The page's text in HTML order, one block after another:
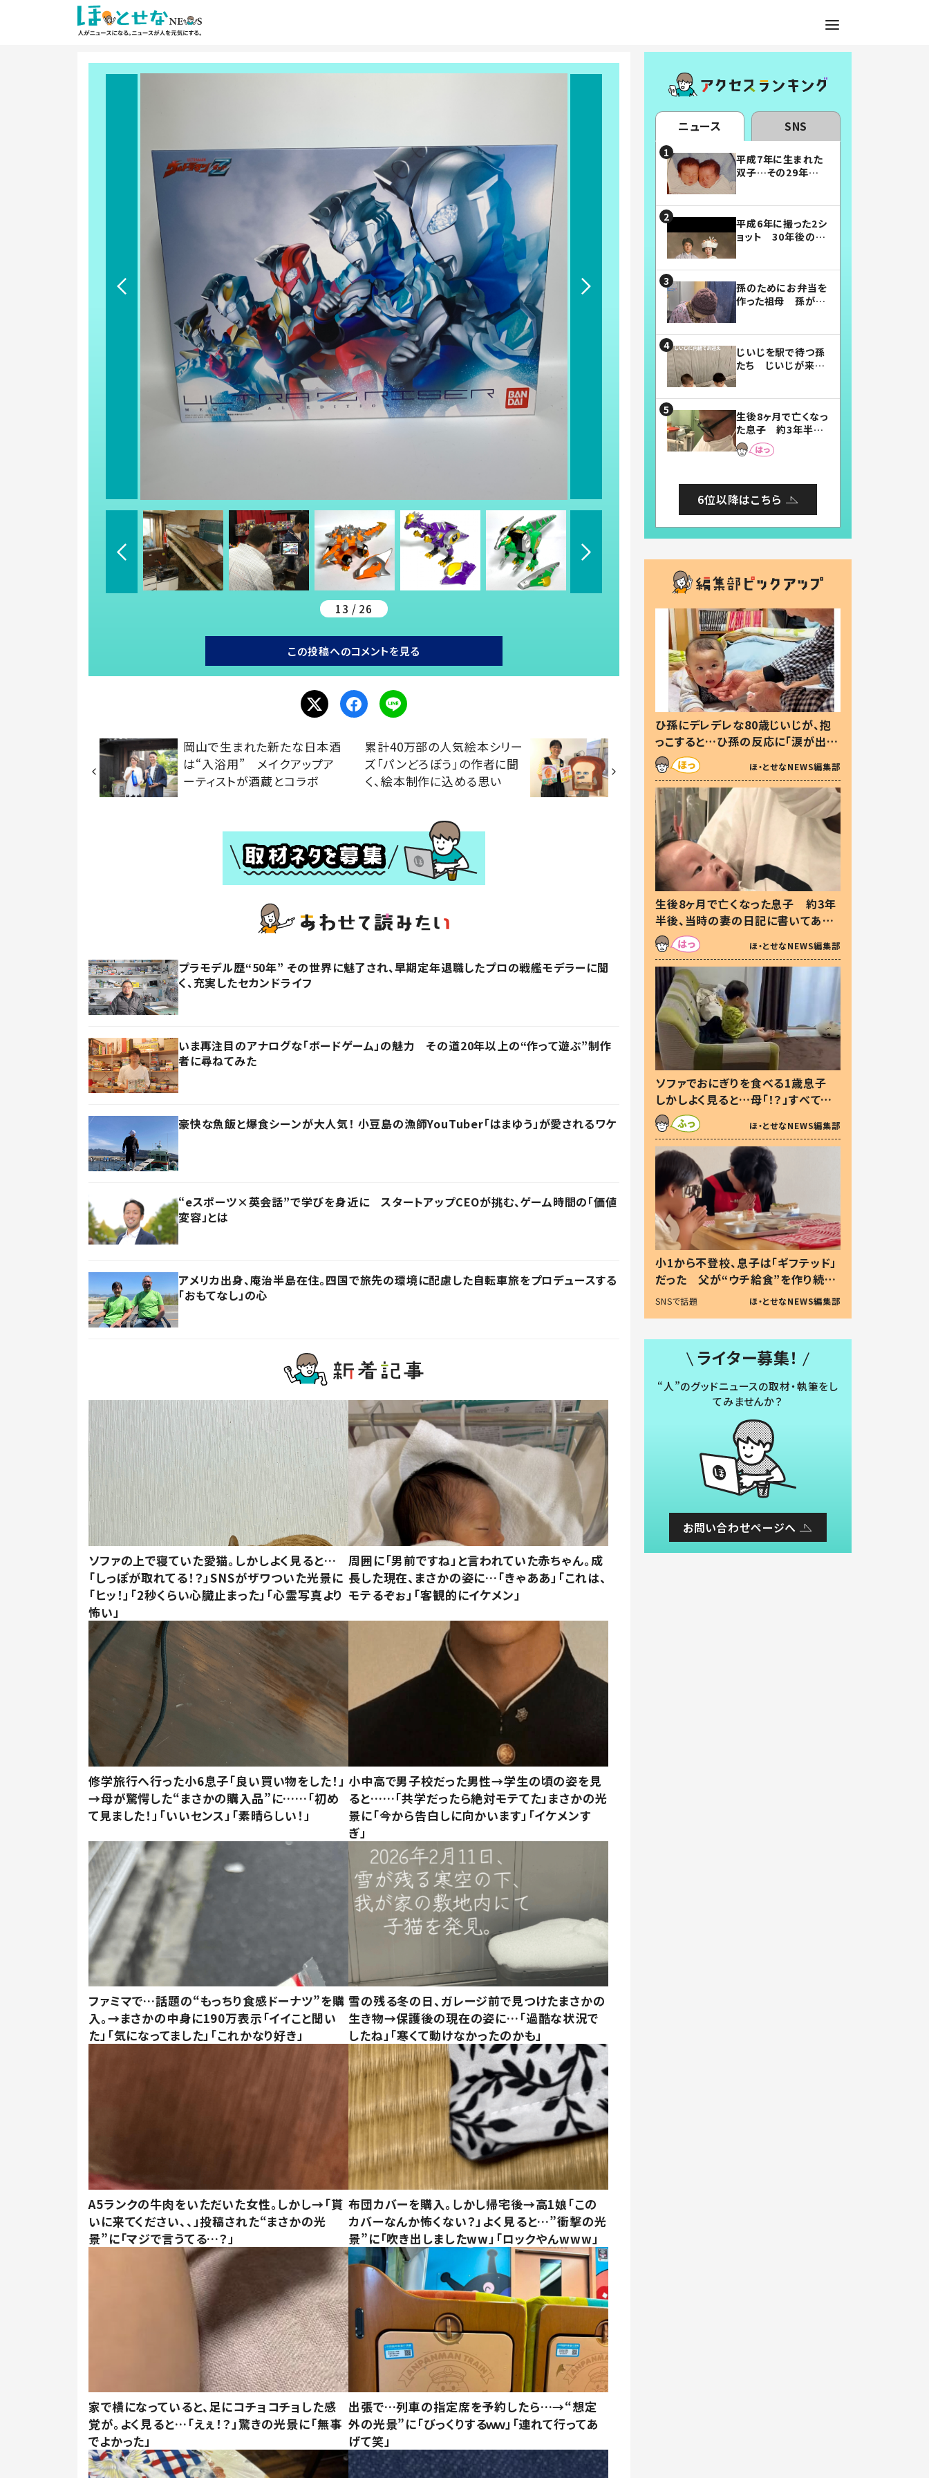
13 / 26
この投稿へのコメントを見る
岡山で生まれた新たな日本酒
は“入浴用” メイクアップア
ーティストが酒蔵とコラボ
累計40万部の人気絵本シリー
ズ「パンどろぼう」の作者に聞
く、絵本制作に込める思い
プラモデル歴“50年” その世界に魅了され、早期定年退職したプロの戦艦モデラーに聞
く、充実したセカンドライフ
いま再注目のアナログな「ボードゲーム」の魅力 その道20年以上の“作って遊ぶ”制作
者に尋ねてみた
豪快な魚飯と爆食シーンが大人気！ 小豆島の漁師YouTuber「はまゆう」が愛されるワケ
“eスポーツ×英会話”で学びを身近に スタートアップCEOが挑む、ゲーム時間の「価値
変容」とは
アメリカ出身、庵治半島在住。四国で旅先の環境に配慮した自転車旅をプロデュースする
「おもてなし」の心
ソファの上で寝ていた愛猫。しかしよく見ると…
「しっぽが取れてる！？」SNSがザワついた光景に
「ヒッ！」「2秒くらい心臓止まった」「心霊写真より
怖い」
周囲に「男前ですね」と言われていた赤ちゃん。成
長した現在、まさかの姿に…「きゃああ」「これは、
モテるぞぉ」「客観的にイケメン」
修学旅行へ行った小6息子「良い買い物をした！」
→母が驚愕した“まさかの購入品”に……「初め
て見ました！」「いいセンス」「素晴らしい！」
小中高で男子校だった男性→学生の頃の姿を見
ると……「共学だったら絶対モテてた」まさかの光
景に「今から告白しに向かいます」「イケメンす
ぎ」
ファミマで…話題の“もっちり食感ドーナツ”を購
入。→まさかの中身に190万表示「イイこと聞い
た」「気になってました」「これかなり好き」
雪の残る冬の日、ガレージ前で見つけたまさかの
生き物→保護後の現在の姿に…「過酷な状況で
したね」「寒くて動けなかったのかも」
A5ランクの牛肉をいただいた女性。しかし→「貰
いに来てください、、」投稿された“まさかの光
景”に「マジで言うてる…？」
布団カバーを購入。しかし帰宅後→高1娘「この
カバーなんか怖くない？」よく見ると…”衝撃の光
景”に「吹き出しましたww」「ロックやんwww」
家で横になっていると、足にコチョコチョした感
覚が。よく見ると…「えぇ！？」驚きの光景に「無事
でよかった」
出張で…列車の指定席を予約したら…→“想定
外の光景”に「びっくりするｗｗ」「連れて行ってあ
げて笑」
ニュース SNS
平成7年に生まれた
双子…その29年後
平成6年に撮った2シ
ョット 30年後の姿
孫のためにお弁当を
作った祖母 孫が絶
じいじを駅で待つ孫
たち じいじが来た
まらない」「幸せにな
れる」
生後8ヶ月で亡くなっ
た息子 約3年半
後、当時の妻の日記
に書いてあった本音
6位以降はこちら
ひ孫にデレデレな80歳じいじが、抱
っこすると…ひ孫の反応に「涙が出ま
した」「可愛くて仕方ない」
ほ・とせなNEWS編集部
生後8ヶ月で亡くなった息子 約3年
半後、当時の妻の日記に書いてあっ
た本音とは
ほ・とせなNEWS編集部
ソファでおにぎりを食べる1歳息子
しかしよく見ると…母「！？」すべてを
察した母の投稿に「可愛いから許
す！」「現行犯〜」
ほ・とせなNEWS編集部
小1から不登校、息子は「ギフテッド」
だった 父が“ウチ給食”を作り続け
る理由とは #令和の親 #令和の子
SNSで話題 ほ・とせなNEWS編集部
ライター募集！
“人”のグッドニュースの取材・執筆をし
てみませんか？
お問い合わせページへ